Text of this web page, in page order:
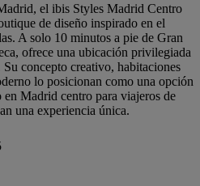
el ibis Styles Madrid Centro
de diseño inspirado en el
A solo 10 minutos a pie de Gran
ofrece una ubicación privilegiada
concepto creativo, habitaciones
lo posicionan como una opción
en Madrid centro para viajeros de
una experiencia única.